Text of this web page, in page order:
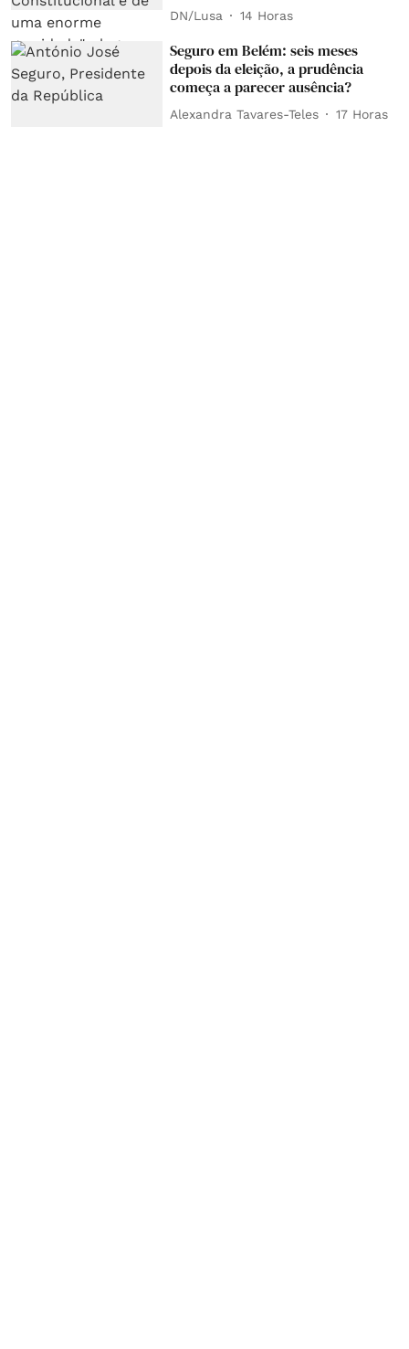
DN/Lusa 14 Horas
Seguro em Belém: seis meses
depois da eleição, a prudência
começa a parecer ausência?
Alexandra Tavares-Teles 17 Horas